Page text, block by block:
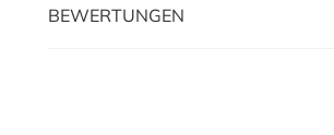
BEWERTUNGEN